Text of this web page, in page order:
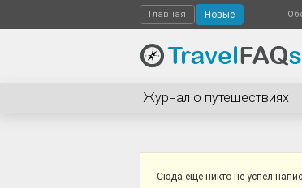
Главная Новые
Журнал о путешествиях
Сюда еще никто не успел